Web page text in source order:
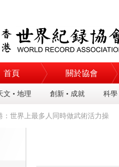
文 • 地理 創新 • 成就 科學
首頁 關於協會
：世界上最多人同時做武術活力操